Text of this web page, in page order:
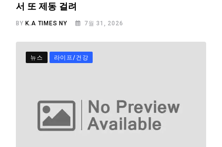
서 또 제동 걸려
BY K.A TIMES NY 7월 31, 2026
뉴스 라이프/건강